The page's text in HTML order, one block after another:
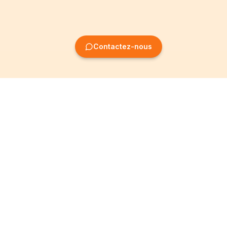
Contactez-nous